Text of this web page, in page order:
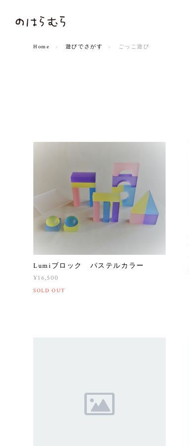
Home 遊びでさがす ごっこ遊び
Lumiブロック パステルカラー
¥16,500
SOLD OUT